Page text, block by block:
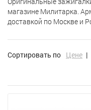
магазине Милитарка.
доставкой по Москве и
Сортировать по Цене |